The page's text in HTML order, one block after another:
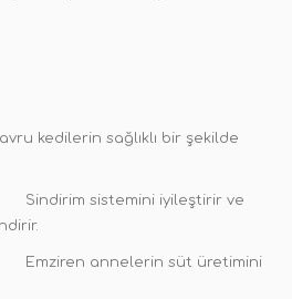
kedilerin sağlıklı bir şekilde
Sindirim sistemini iyileştirir ve
Emziren annelerin süt üretimini